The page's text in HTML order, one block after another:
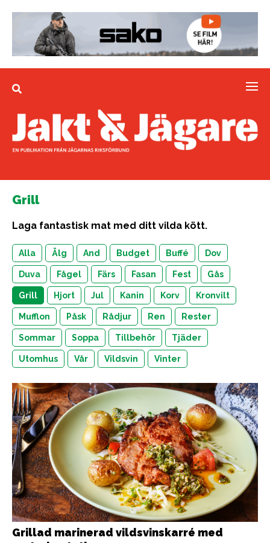
Grill
Laga fantastisk mat med ditt vilda kött.
Alla Älg And Budget Buffé Dov
Duva Fågel Färs Fasan Fest Gås
Grill Hjort Jul Kanin Korv Kronvilt
Mufflon Påsk Rådjur Ren Rester
Sommar Soppa Tillbehör Tjäder
Utomhus Vår Vildsvin Vinter
Grillad marinerad vildsvinskarré med